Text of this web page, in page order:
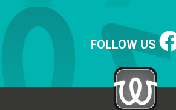
FOLLOW US